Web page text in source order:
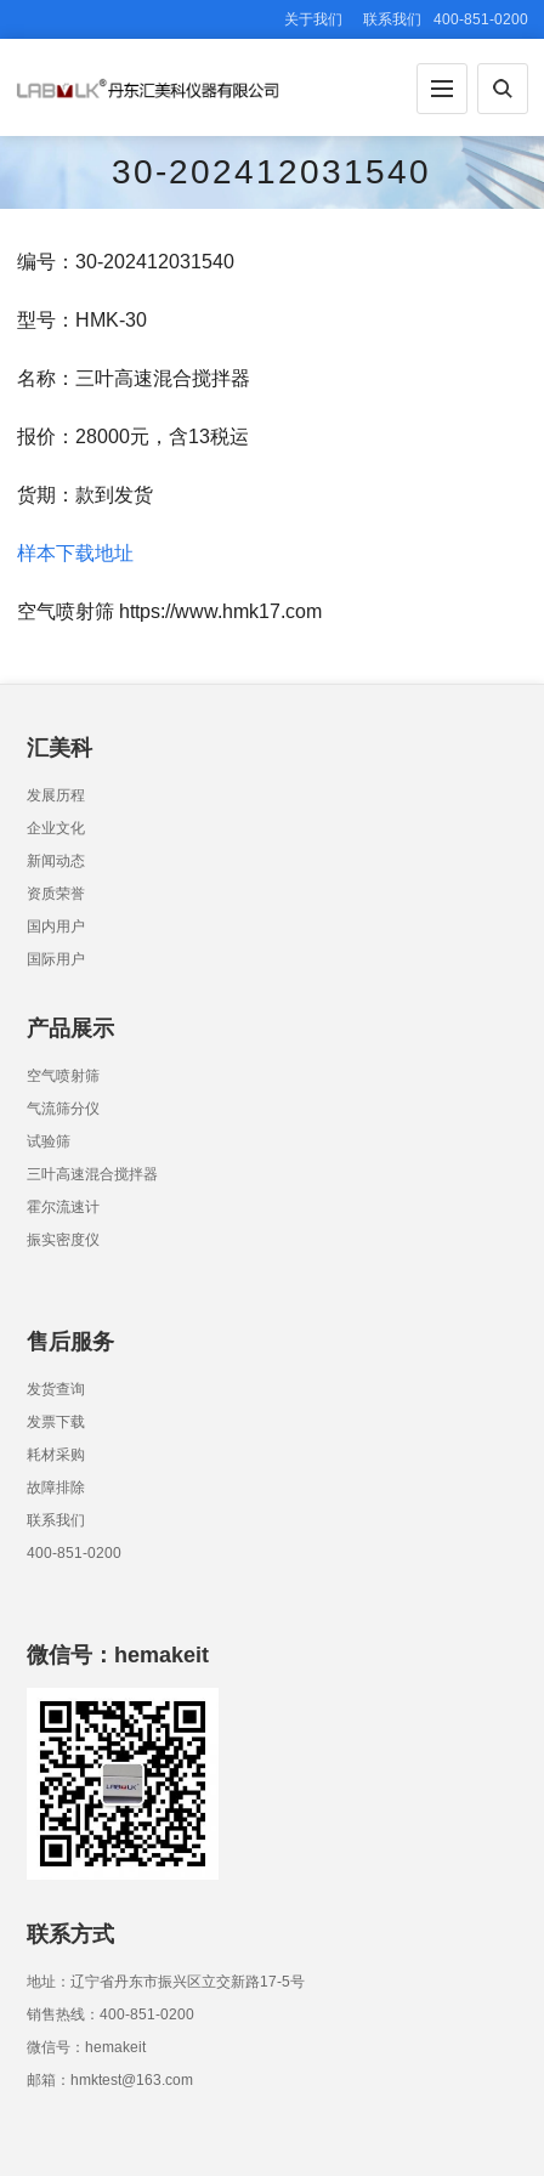
关于我们 联系我们 400-851-0200
30-202412031540
编号：30-202412031540
型号：HMK-30
名称：三叶高速混合搅拌器
报价：28000元，含13税运
货期：款到发货
样本下载地址
空气喷射筛 https://www.hmk17.com
汇美科
发展历程
企业文化
新闻动态
资质荣誉
国内用户
国际用户
产品展示
空气喷射筛
气流筛分仪
试验筛
三叶高速混合搅拌器
霍尔流速计
振实密度仪
售后服务
发货查询
发票下载
耗材采购
故障排除
联系我们
400-851-0200
微信号：hemakeit
联系方式
地址：辽宁省丹东市振兴区立交新路17-5号
销售热线：400-851-0200
微信号：hemakeit
邮箱：hmktest@163.com